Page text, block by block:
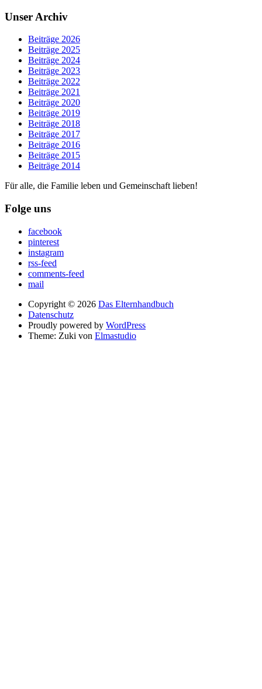
Unser Archiv
Beiträge 2026
Beiträge 2025
Beiträge 2024
Beiträge 2023
Beiträge 2022
Beiträge 2021
Beiträge 2020
Beiträge 2019
Beiträge 2018
Beiträge 2017
Beiträge 2016
Beiträge 2015
Beiträge 2014
Für alle, die Familie leben und Gemeinschaft lieben!
Folge uns
facebook
pinterest
instagram
rss-feed
comments-feed
mail
Copyright © 2026 Das Elternhandbuch
Datenschutz
Proudly powered by WordPress
Theme: Zuki von Elmastudio